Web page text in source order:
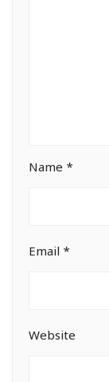
Name *
Email *
Website